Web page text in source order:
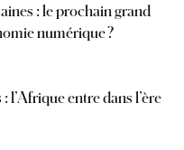
: le prochain grand
numérique ?
l’Afrique entre dans l’ère